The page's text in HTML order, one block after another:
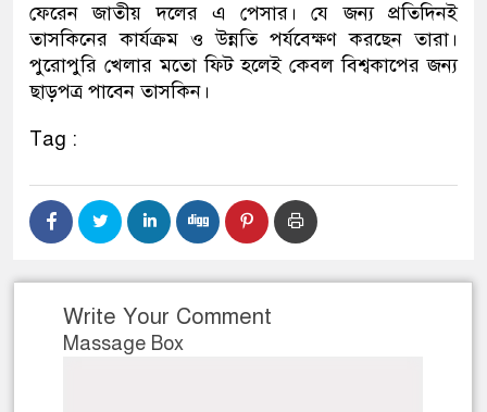
প্রধানমন্ত্রী
মিরপুর মডেল থানার
থানা পুলিশ
যেকোনো সময় বেনজীরের
ফেরেন জাতীয় দলের এ পেসার। যে জন্য প্রতিদিনই
তাসকিনের কার্যক্রম ও উন্নতি পর্যবেক্ষণ করছেন তারা।
পুরোপুরি খেলার মতো ফিট হলেই কেবল বিশ্বকাপের জন্য
ছাড়পত্র পাবেন তাসকিন।
Tag :
Write Your Comment
Massage Box